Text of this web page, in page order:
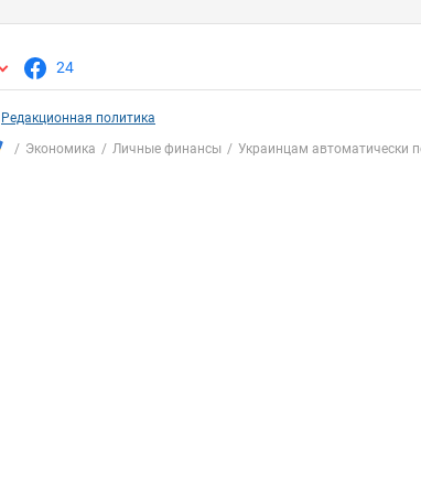
24
Редакционная политика
Экономика
Личные финансы Украинцам автоматически